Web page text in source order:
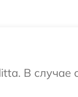
В случае